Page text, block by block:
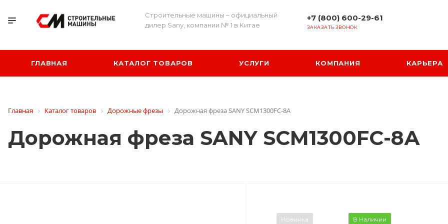
Строительные машины – официальный
дилер Sany, компании № 1 в Китае
+7 (800) 600-29-61
ЗАКАЗАТЬ ЗВОНОК
ГЛАВНАЯ КАТАЛОГ ТОВАРОВ УСЛУГИ КОМПАНИЯ КАРЬЕРА
Главная Каталог товаров Дорожные фрезы Дорожная фреза SANY SCM1300FC-8А
Дорожная фреза SANY SCM1300FC-8А
Новинка В Наличии